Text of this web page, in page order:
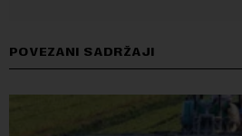
POVEZANI SADRŽAJI